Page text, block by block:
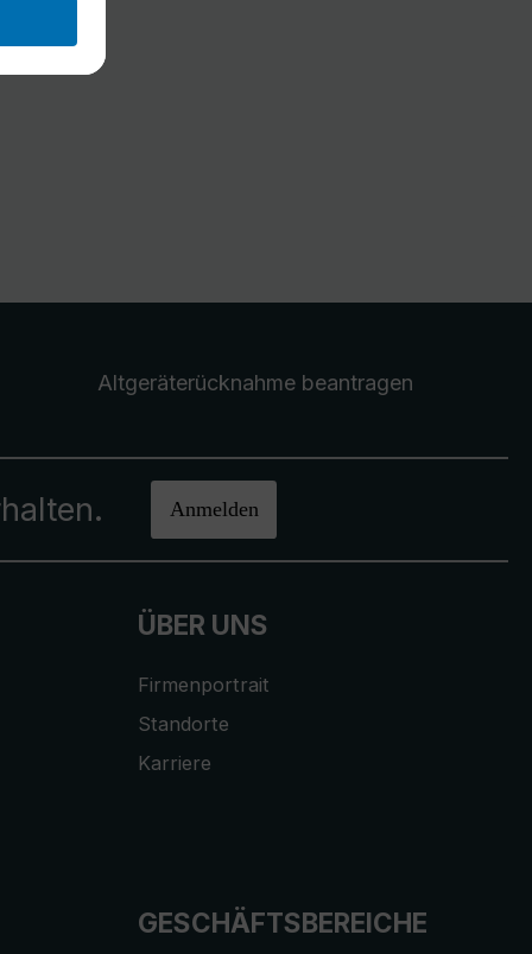
Altgeräterücknahme beantragen
Anmelden
ÜBER UNS
Firmenportrait
Standorte
Karriere
GESCHÄFTSBEREICHE